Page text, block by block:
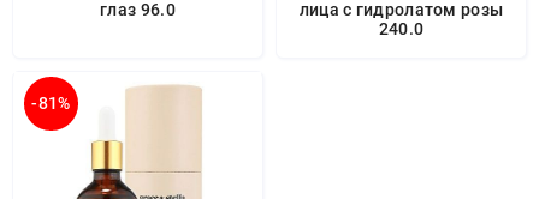
глаз 96.0
лица с гидролатом розы
240.0
-81%